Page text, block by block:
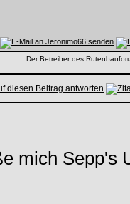
Der Betreiber des
mich Sepp's